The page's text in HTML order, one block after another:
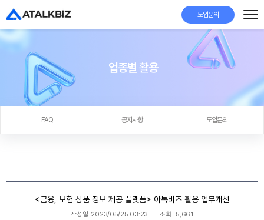
도입문의
업종별 활용
FAQ 공지사항 도입문의
<금융, 보험 상품 정보 제공 플랫폼> 아톡비즈 활용 업무개선
작성일 2023/05/25 03:23 조회 5,661